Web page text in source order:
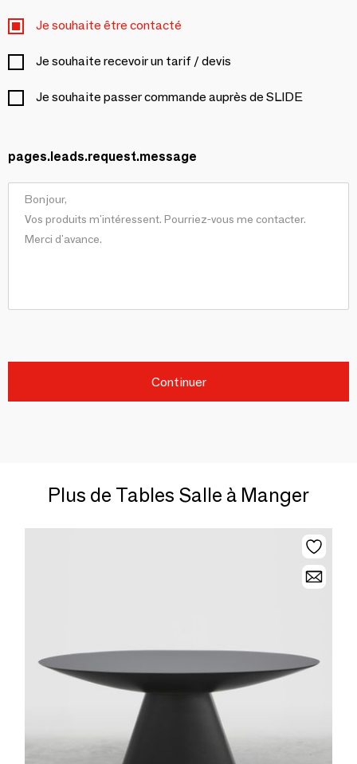
Je souhaite être contacté
Je souhaite recevoir un tarif / devis
Je souhaite passer commande auprès de SLIDE
pages.leads.request.message
Continuer
Plus de Tables Salle à Manger